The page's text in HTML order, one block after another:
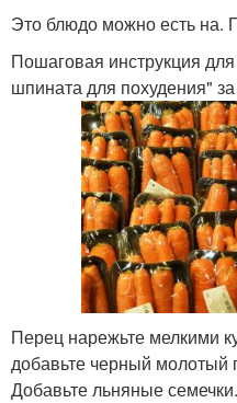
Это блюдо можно есть на.
Пошаговая инструкция
шпината для похудения"
Перец нарежьте мелкими
добавьте черный молотый
Добавьте льняные